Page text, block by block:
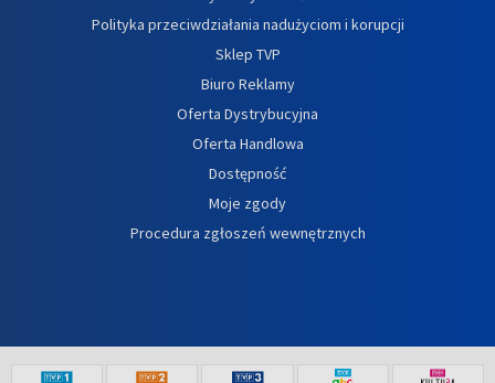
Polityka przeciwdziałania nadużyciom i korupcji
Sklep TVP
Biuro Reklamy
Oferta Dystrybucyjna
Oferta Handlowa
Dostępność
Moje zgody
Procedura zgłoszeń wewnętrznych